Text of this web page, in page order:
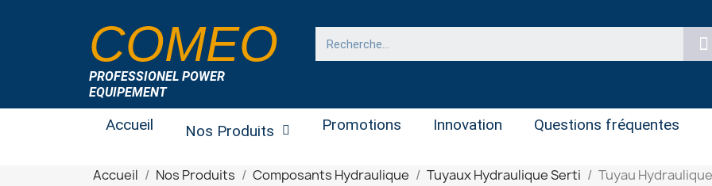
COMEO
PROFESSIONEL POWER
EQUIPEMENT
Accueil Nos Produits Promotions Innovation Questions fréquentes
Accueil Nos Produits Composants Hydraulique Tuyaux Hydraulique Serti Tuyau